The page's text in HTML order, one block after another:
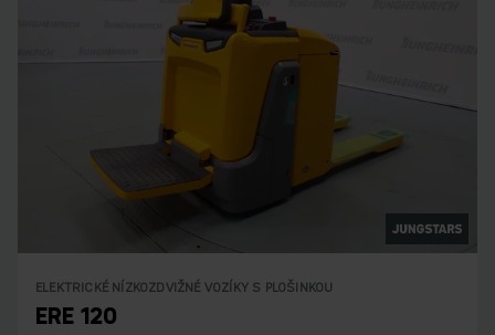
ELEKTRICKÉ NÍZKOZDVIŽNÉ VOZÍKY S PLOŠINKOU
ERE 120